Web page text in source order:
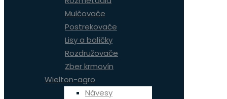
Mulčovače
Postrekovače
Lisy a balíčky
Rozdružovače
Zber krmovín
Wielton-agro
Návesy